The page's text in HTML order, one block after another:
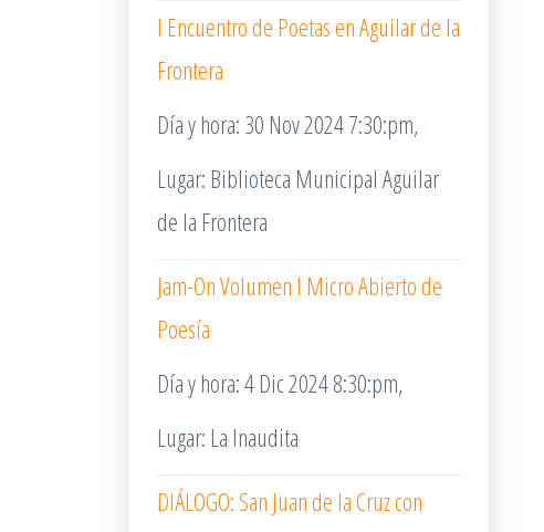
I Encuentro de Poetas en Aguilar de la
Frontera
Día y hora: 30 Nov 2024 7:30:pm,
Lugar: Biblioteca Municipal Aguilar
de la Frontera
Jam-On Volumen I Micro Abierto de
Poesía
Día y hora: 4 Dic 2024 8:30:pm,
Lugar: La Inaudita
DIÁLOGO: San Juan de la Cruz con